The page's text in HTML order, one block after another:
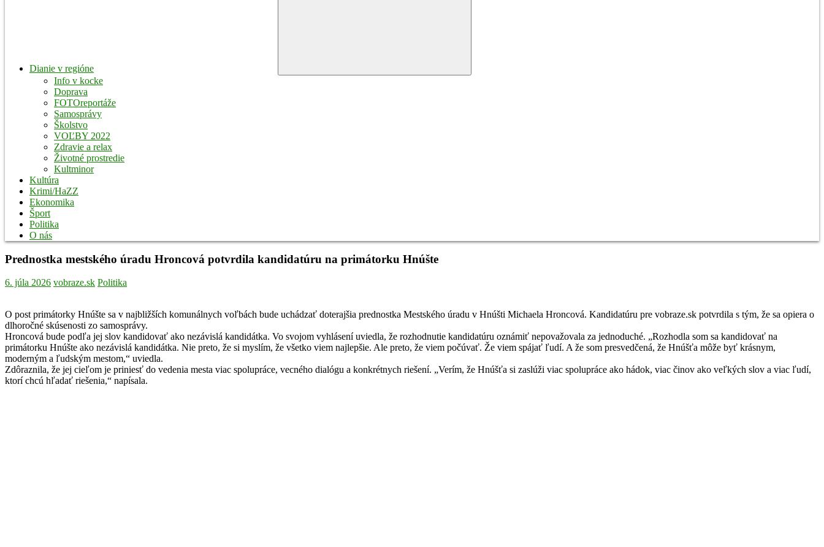
Dianie v regióne
Info v kocke
Doprava
FOTOreportáže
Samosprávy
Školstvo
VOĽBY 2022
Zdravie a relax
Životné prostredie
Kultminor
Kultúra
Krimi/HaZZ
Ekonomika
Šport
Politika
O nás
Prednostka mestského úradu Hroncová potvrdila kandidatúru na primátorku Hnúšte
6. júla 2026 vobraze.sk Politika
O post primátorky Hnúšte sa v najbližších komunálnych voľbách bude uchádzať doterajšia prednostka Mestského úradu v Hnúšti Michaela Hroncová. Kandidatúru pre vobraze.sk potvrdila s tým, že sa opiera o
dlhoročné skúsenosti zo samosprávy.
Hroncová bude podľa jej slov kandidovať ako nezávislá kandidátka. Vo svojom vyhlásení uviedla, že rozhodnutie kandidatúru oznámiť nepovažovala za jednoduché. „Rozhodla som sa kandidovať na
primátorku Hnúšte ako nezávislá kandidátka. Nie preto, že si myslím, že všetko viem najlepšie. Ale preto, že viem počúvať. Že viem spájať ľudí. A že som presvedčená, že Hnúšťa môže byť krásnym,
moderným a ľudským mestom,“ uviedla.
Zdôraznila, že jej cieľom je priniesť do vedenia mesta viac spolupráce, vecného dialógu a konkrétnych riešení. „Verím, že Hnúšťa si zaslúži viac spolupráce ako hádok, viac činov ako veľkých slov a viac ľudí,
ktorí chcú hľadať riešenia,“ napísala.